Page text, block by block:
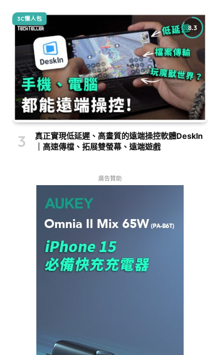
8.3
3C懶人包
真正實現低延遲、高畫質的遠端操控軟體DeskIn
｜高速傳檔、拓展雙螢幕、遠端遊戲
廣告贊助